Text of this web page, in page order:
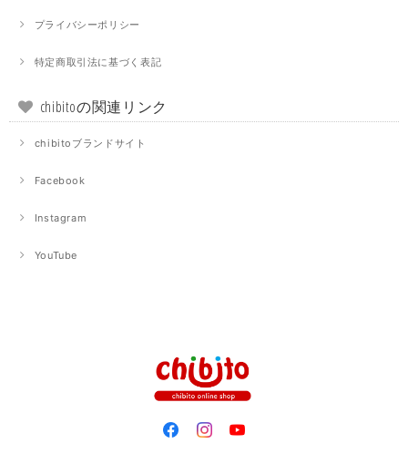
プライバシーポリシー
特定商取引法に基づく表記
chibitoの関連リンク
chibitoブランドサイト
Facebook
Instagram
YouTube